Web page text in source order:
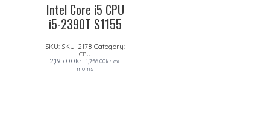
Intel Core i5 CPU
i5-2390T S1155
SKU: SKU-2178 Category:
CPU
2,195.00kr 1,756.00kr ex.
moms